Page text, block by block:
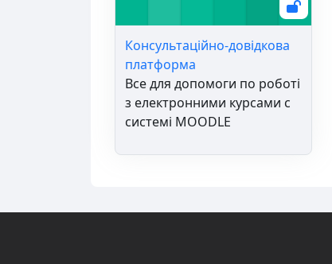
Консультаційно-довідкова
платформа
Все для допомоги по роботі
з електронними курсами с
системі MOODLE